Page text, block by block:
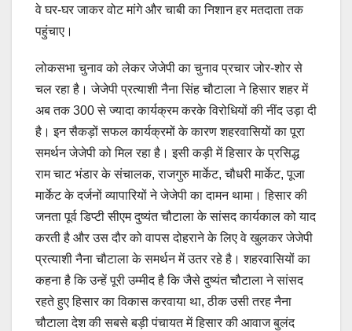
वे घर-घर जाकर वोट मांगे और चाबी का निशान हर मतदाता तक
पहुंचाए।
लोकसभा चुनाव को लेकर जेजेपी का चुनाव प्रचार जोर-शोर से
चल रहा है। जेजेपी प्रत्याशी नैना सिंह चौटाला ने हिसार शहर में
अब तक 300 से ज्यादा कार्यक्रम करके विरोधियों की नींद उड़ा दी
है। इन सैकड़ों सफल कार्यक्रमों के कारण शहरवासियों का पूरा
समर्थन जेजेपी को मिल रहा है। इसी कड़ी में हिसार के प्रसिद्ध
राम चाट भंडार के संचालक, राजगुरु मार्केट, चौधरी मार्केट, पूजा
मार्केट के दर्जनों व्यापारियों ने जेजेपी का दामन थामा। हिसार की
जनता पूर्व डिप्टी सीएम दुष्यंत चौटाला के सांसद कार्यकाल को याद
करती है और उस दौर को वापस दोहराने के लिए वे खुलकर जेजेपी
प्रत्याशी नैना चौटाला के समर्थन में उतर रहे है। शहरवासियों का
कहना है कि उन्हें पूरी उम्मीद है कि जैसे दुष्यंत चौटाला ने सांसद
रहते हुए हिसार का विकास करवाया था, ठीक उसी तरह नैना
चौटाला देश की सबसे बड़ी पंचायत में हिसार की आवाज बुलंद